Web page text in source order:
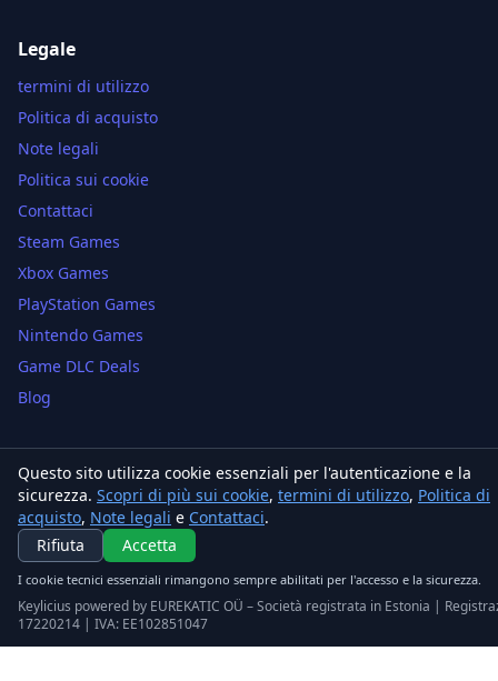
Questo sito utilizza cookie essenziali per l'autenticazione e la
sicurezza. Scopri di più sui cookie, termini di utilizzo, Politica di
acquisto, Note legali e Contattaci.
Rifiuta
Accetta
I cookie tecnici essenziali rimangono sempre abilitati per l'accesso e la sicurezza.
Keylicius powered by EUREKATIC OÜ – Società registrata in Estonia |
17220214 | IVA: EE102851047
Legale
termini di utilizzo
Politica di acquisto
Note legali
Politica sui cookie
Contattaci
Steam Games
Xbox Games
PlayStation Games
Nintendo Games
Game DLC Deals
Blog
eurekatic.eu
support@eurekatic.eu
Informazioni
Beni digitali: accedendo alla chiave acconsenti all'esecuzione
immediata e rinunci al diritto di recesso ai sensi del diritto